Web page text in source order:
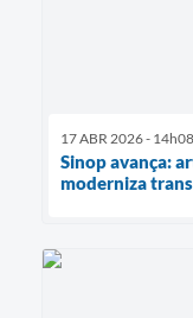
17 ABR 2026 - 14h08
Sinop avança:
moderniza